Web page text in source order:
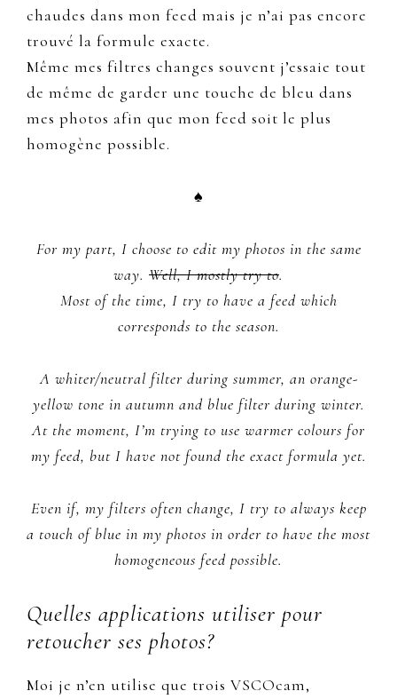
chaudes dans mon feed mais je n’ai pas encore
trouvé la formule exacte.
Même mes filtres changes souvent j’essaie tout
de même de garder une touche de bleu dans
mes photos afin que mon feed soit le plus
homogène possible.
♠
For my part, I choose to edit my photos in the same
way. Well, I mostly try to.
Most of the time, I try to have a feed which
corresponds to the season.
A whiter/neutral filter during summer, an orange-
yellow tone in autumn and blue filter during winter.
At the moment, I’m trying to use warmer colours for
my feed, but I have not found the exact formula yet.
Even if, my filters often change, I try to always keep
a touch of blue in my photos in order to have the most
homogeneous feed possible.
Quelles applications utiliser pour
retoucher ses photos?
Moi je n’en utilise que trois VSCOcam,